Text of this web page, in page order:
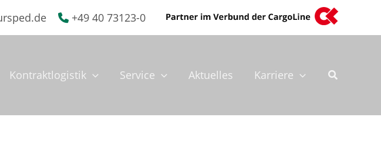
+49 40 73123-0
Kontraktlogistik Service Aktuelles Karriere